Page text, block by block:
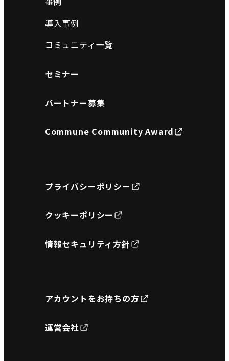
導入事例
コミュニティ一覧
セミナー
パートナー募集
Commune Community Award
プライバシーポリシー
クッキーポリシー
情報セキュリティ方針
アカウントをお持ちの方
運営会社